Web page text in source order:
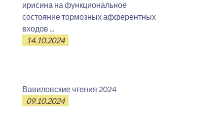
ирисина на функциональное
состояние тормозных афферентных
входов ...
14.10.2024
Вавиловские чтения 2024
09.10.2024